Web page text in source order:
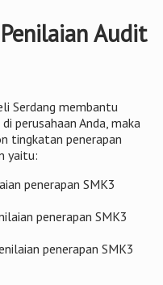
Audit
Serdang membantu
perusahaan Anda, maka
tingkatan penerapan
yaitu:
penerapan SMK3
penerapan SMK3
penerapan SMK3